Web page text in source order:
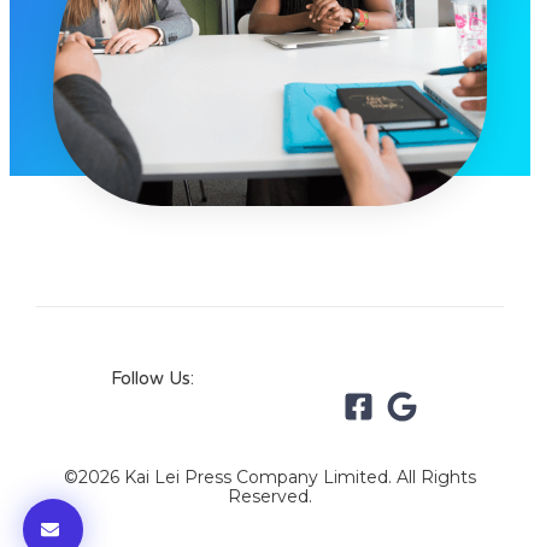
Follow Us:
©2026 Kai Lei Press Company Limited. All Rights
Reserved.